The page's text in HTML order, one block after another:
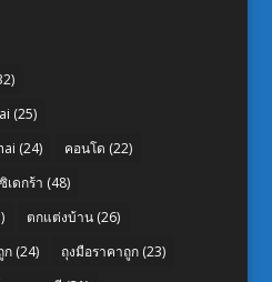
(25)
(24) คอนโด (22)
ซิเดกร้า (48)
ตกแต่งบ้าน(26)
ก(24) ถุงมือราคาถูก(23)